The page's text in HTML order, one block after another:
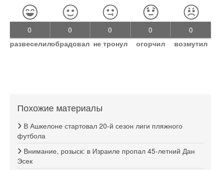
0
развеселил
0
обрадовал
0
не тронул
0
огорчил
0
возмутил
Похожие материалы
В Ашкелоне стартовал 20-й сезон лиги пляжного
футбола
Внимание, розыск: в Израиле пропал 45-летний Дан
Эсек